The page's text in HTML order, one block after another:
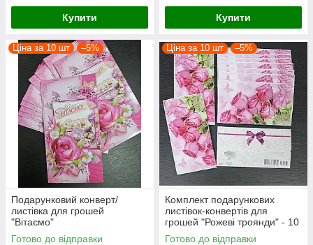
Купити Купити
Ціна за 10 шт –5%
Подарунковий конверт/
листівка для грошей
"Вітаємо"
Готово до відправки
Ціна за 10 шт –5%
Комплект подарункових
листівок-конвертів для
грошей "Рожеві троянди" - 10
шт.
Готово до відправки